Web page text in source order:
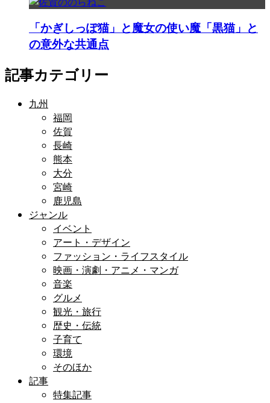
「かぎしっぽ猫」と魔女の使い魔「黒猫」と
の意外な共通点
記事カテゴリー
九州
福岡
佐賀
長崎
熊本
大分
宮崎
鹿児島
ジャンル
イベント
アート・デザイン
ファッション・ライフスタイル
映画・演劇・アニメ・マンガ
音楽
グルメ
観光・旅行
歴史・伝統
子育て
環境
そのほか
記事
特集記事